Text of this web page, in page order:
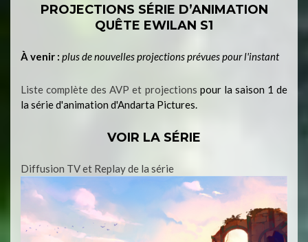
PROJECTIONS SÉRIE D’ANIMATION
QUÊTE EWILAN S1
À venir : plus de nouvelles projections prévues pour l'instant
Liste complète des AVP et projections pour la saison 1 de
la série d'animation d'Andarta Pictures.
VOIR LA SÉRIE
Diffusion TV et Replay de la série